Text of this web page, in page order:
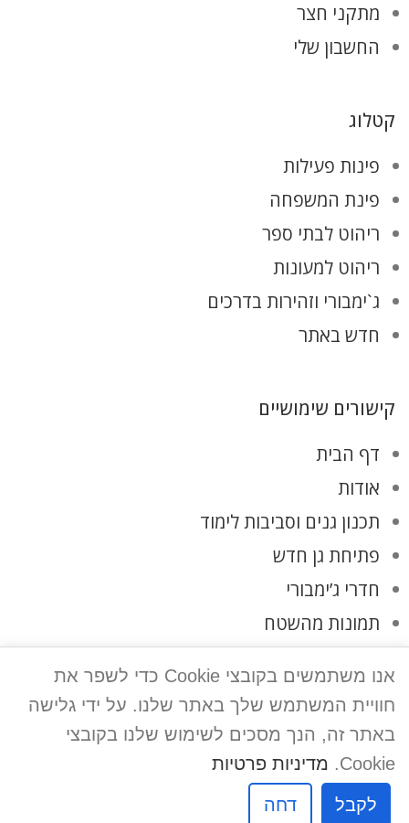
מתקני חצר
החשבון שלי
קטלוג
פינות פעילות
פינת המשפחה
ריהוט לבתי ספר
ריהוט למעונות
ג`ימבורי וזהירות בדרכים
חדש באתר
קישורים שימושיים
דף הבית
אודות
תכנון גנים וסביבות לימוד
פתיחת גן חדש
חדרי ג’ימבורי
תמונות מהשטח
מדיניות פרטיות
אנו משתמשים בקובצי Cookie כדי לשפר את
חוויית המשתמש שלך באתר שלנו. על ידי גלישה
באתר זה, הנך מסכים לשימוש שלנו בקובצי
Cookie.
מדיניות פרטיות
לקבל דחה